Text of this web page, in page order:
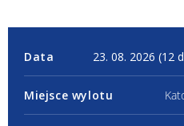
Data
Miejsce wylotu